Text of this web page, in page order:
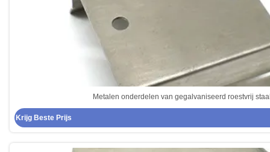
Metalen onderdelen van gegalvaniseerd roestvrij
Krijg Beste Prijs